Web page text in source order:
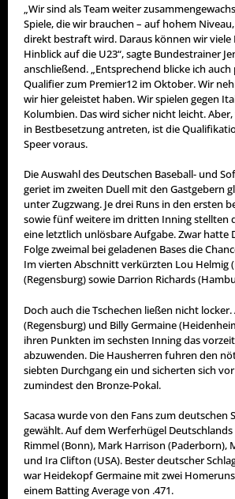
„Wir sind als Team weiter
Spiele, die wir brauchen – auf hohem
direkt bestraft wird. Daraus können wir viele
Hinblick auf die U23“, sagte Bundestrainer
anschließend. „Entsprechend blicke ich
Qualifier zum Premier12 im Oktober. Wir
wir hier geleistet haben. Wir spielen gegen
Kolumbien. Das wird sicher nicht leicht.
in Bestbesetzung antreten, ist die
Speer voraus.
Die Auswahl des Deutschen Baseball- und
geriet im zweiten Duell mit den Gastgebern
unter Zugzwang. Je drei Runs in den ersten
sowie fünf weitere im dritten Inning stellten
eine letztlich unlösbare Aufgabe. Zwar hatte
Folge zweimal bei geladenen Bases die
Im vierten Abschnitt verkürzten Lou Helmig
(Regensburg) sowie Darrion Richards
Doch auch die Tschechen ließen nicht
(Regensburg) und Billy Germaine
ihren Punkten im sechsten Inning das
abzuwenden. Die Hausherren fuhren den
siebten Durchgang ein und sicherten sich
zumindest den Bronze-Pokal.
Sacasa wurde von den Fans zum deutschen
gewählt. Auf dem Werferhügel
Rimmel (Bonn), Mark Harrison (Paderborn),
und Ira Clifton (USA). Bester deutscher
war Heidekopf Germaine mit zwei
einem Batting Average von .471.